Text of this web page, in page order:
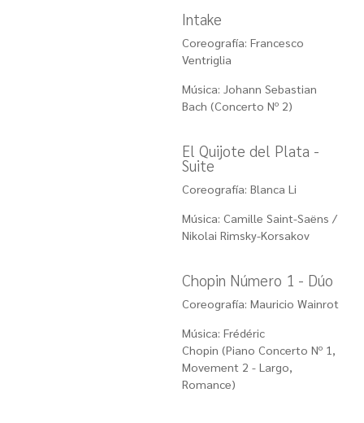
Intake
Coreografía: Francesco
Ventriglia
Música: Johann Sebastian
Bach (Concerto Nº 2)
El Quijote del Plata -
Suite
Coreografía: Blanca Li
Música: Camille Saint-Saëns /
Nikolai Rimsky-Korsakov
Chopin Número 1 - Dúo
Coreografía: Mauricio Wainrot
Música: Frédéric
Chopin (Piano Concerto Nº 1,
Movement 2 - Largo,
Romance)